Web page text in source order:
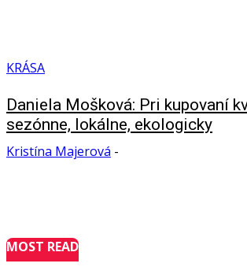
KRÁSA
Daniela Mošková: Pri kupovaní
sezónne, lokálne, ekologicky
Kristína Majerová -
MOST READ